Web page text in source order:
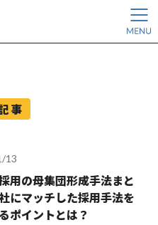
事
13
採用の母集団形成手法まと
にマッチした採用手法を
ポイントとは？